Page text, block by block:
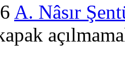
A. Nâsır